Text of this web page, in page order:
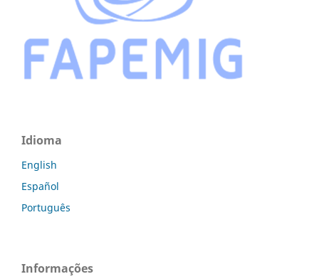
Idioma
English
Español
Português
Informações